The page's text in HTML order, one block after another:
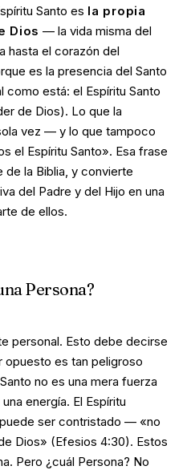
Santo es la propia
Dios — la vida misma del
hasta el corazón del
es la presencia del Santo
como está: el Espíritu Santo
de Dios). Lo que la
vez — y lo que tampoco
el Espíritu Santo». Esa frase
de la Biblia, y convierte
del Padre y del Hijo en una
de ellos.
Persona?
personal. Esto debe decirse
opuesto es tan peligroso
no es una mera fuerza
energía. El Espíritu
ser contristado — «no
Dios» (Efesios 4:30). Estos
Pero ¿cuál Persona? No